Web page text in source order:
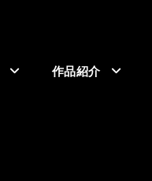
作品紹介